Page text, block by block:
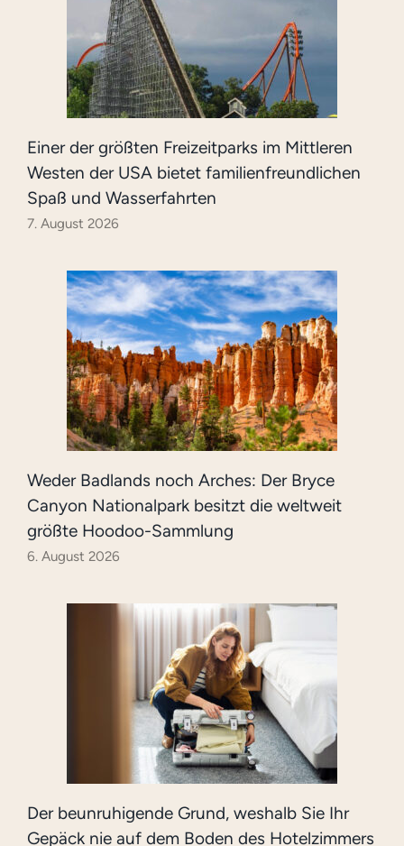
Einer der größten Freizeitparks im Mittleren
Westen der USA bietet familienfreundlichen
Spaß und Wasserfahrten
7. August 2026
Weder Badlands noch Arches: Der Bryce
Canyon Nationalpark besitzt die weltweit
größte Hoodoo-Sammlung
6. August 2026
Der beunruhigende Grund, weshalb Sie Ihr
Gepäck nie auf dem Boden des Hotelzimmers